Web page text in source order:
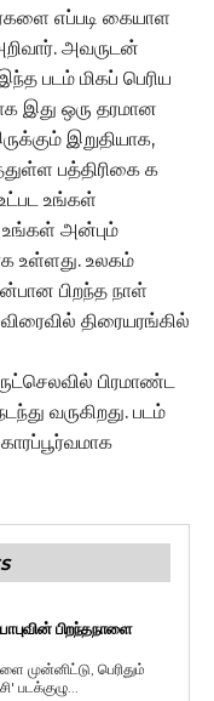
எப்படி கையாள
அவருடன்
படம் மிகப் பெரிய
இது ஒரு தரமான
இறுதியாக,
பத்திரிகை க
உங்கள்
அன்பும்
உள்ளது. உலகம்
பிறந்த நாள்
திரையரங்கில்
பிரமாண்ட
வருகிறது. படம்
பிறந்தநாளை
முன்னிட்டு, பெரிதும்
படக்குழு...